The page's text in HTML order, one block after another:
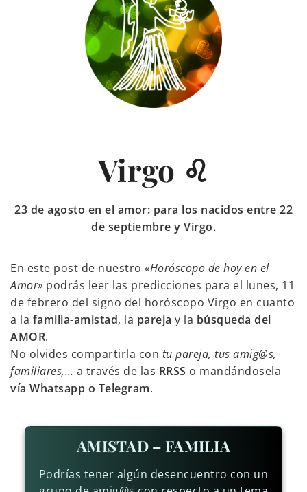
Virgo ♌
23 de agosto en el amor: para los nacidos entre 22
de septiembre y Virgo.
En este post de nuestro «Horóscopo de hoy en el
Amor» podrás leer las predicciones para el lunes, 11
de febrero del signo del horóscopo Virgo en cuanto
a la familia-amistad, la pareja y la búsqueda del
AMOR.
No olvides compartirla con tu pareja, tus amig@s,
familiares,… a través de las RRSS o mandándosela
vía Whatsapp o Telegram.
AMISTAD – FAMILIA
Podrías tener algún desencuentro con un